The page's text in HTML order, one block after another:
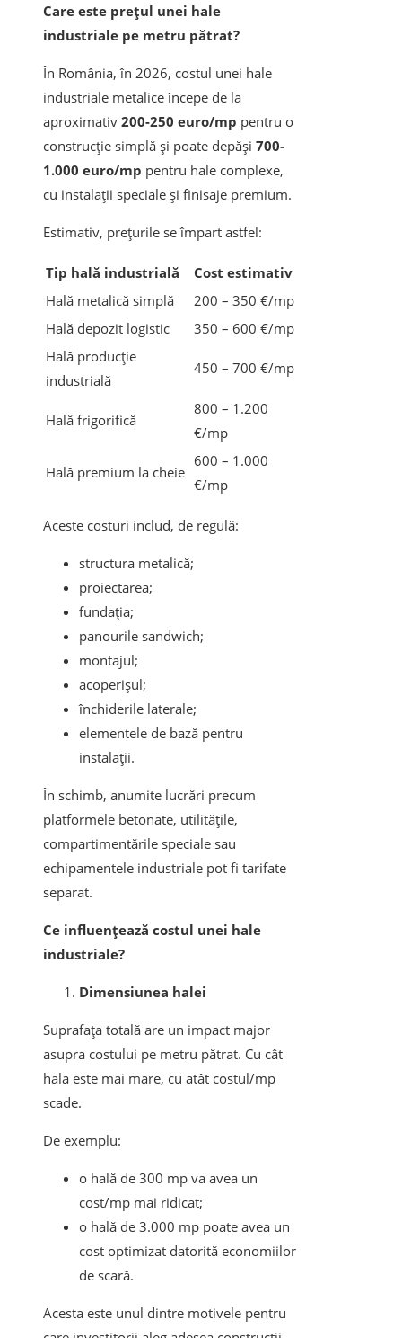
Care este prețul unei hale
industriale pe metru pătrat?
În România, în 2026, costul unei hale
industriale metalice începe de la
aproximativ 200-250 euro/mp pentru o
construcție simplă și poate depăși 700-
1.000 euro/mp pentru hale complexe,
cu instalații speciale și finisaje premium.
Estimativ, prețurile se împart astfel:
Tip hală industrială
Cost estimativ
Hală metalică simplă
200 – 350 €/mp
Hală depozit logistic
350 – 600 €/mp
Hală producție
industrială
450 – 700 €/mp
Hală frigorifică
800 – 1.200
€/mp
Hală premium la cheie
600 – 1.000
€/mp
Aceste costuri includ, de regulă:
structura metalică;
proiectarea;
fundația;
panourile sandwich;
montajul;
acoperișul;
închiderile laterale;
elementele de bază pentru
instalații.
În schimb, anumite lucrări precum
platformele betonate, utilitățile,
compartimentările speciale sau
echipamentele industriale pot fi tarifate
separat.
Ce influențează costul unei hale
industriale?
Dimensiunea halei
Suprafața totală are un impact major
asupra costului pe metru pătrat. Cu cât
hala este mai mare, cu atât costul/mp
scade.
De exemplu:
o hală de 300 mp va avea un
cost/mp mai ridicat;
o hală de 3.000 mp poate avea un
cost optimizat datorită economiilor
de scară.
Acesta este unul dintre motivele pentru